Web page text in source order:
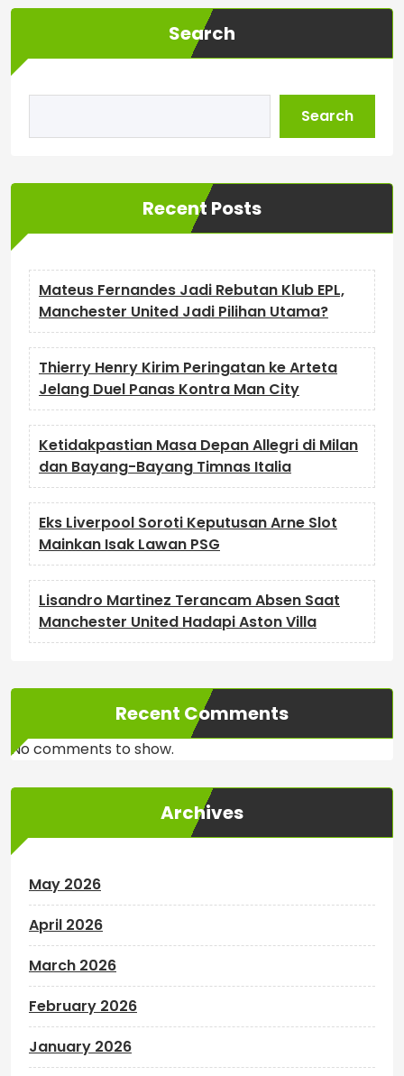
Search
Search
Recent Posts
Mateus Fernandes Jadi Rebutan Klub EPL,
Manchester United Jadi Pilihan Utama?
Thierry Henry Kirim Peringatan ke Arteta
Jelang Duel Panas Kontra Man City
Ketidakpastian Masa Depan Allegri di Milan
dan Bayang-Bayang Timnas Italia
Eks Liverpool Soroti Keputusan Arne Slot
Mainkan Isak Lawan PSG
Lisandro Martinez Terancam Absen Saat
Manchester United Hadapi Aston Villa
Recent Comments
No comments to show.
Archives
May 2026
April 2026
March 2026
February 2026
January 2026